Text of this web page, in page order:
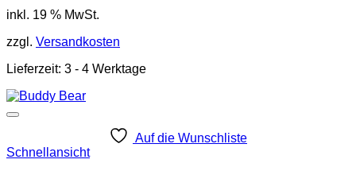
inkl. 19 % MwSt.
zzgl. Versandkosten
Lieferzeit: 3 - 4 Werktage
Auf die Wunschliste
Schnellansicht